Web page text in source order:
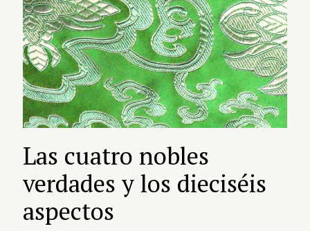
Las cuatro nobles
verdades y los dieciséis
aspectos